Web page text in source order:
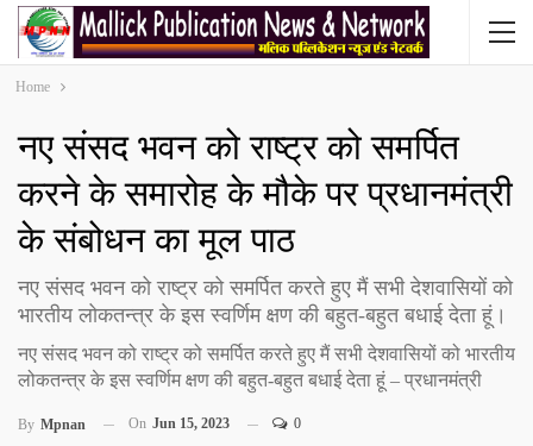
Home
नए संसद भवन को राष्ट्र को समर्पित
करने के समारोह के मौके पर प्रधानमंत्री
के संबोधन का मूल पाठ
नए संसद भवन को राष्ट्र को समर्पित करते हुए मैं सभी देशवासियों को
भारतीय लोकतन्त्र के इस स्वर्णिम क्षण की बहुत-बहुत बधाई देता हूं।
नए संसद भवन को राष्ट्र को समर्पित करते हुए मैं सभी देशवासियों को भारतीय
लोकतन्त्र के इस स्वर्णिम क्षण की बहुत-बहुत बधाई देता हूं – प्रधानमंत्री
By Mpnan On Jun 15, 2023 0